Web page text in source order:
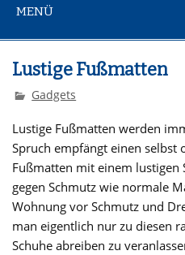
MENÜ
Lustige Fußmatten
Gadgets
Lustige Fußmatten werden
Spruch empfängt einen selbst
Fußmatten mit einem lustigen
gegen Schmutz wie normale
Wohnung vor Schmutz und
man eigentlich nur zu diesen
Schuhe abreiben zu